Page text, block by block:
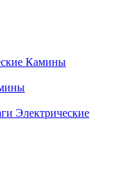
Камины
Электрические